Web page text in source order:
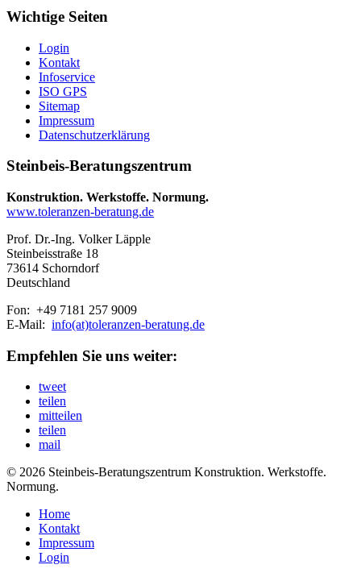
Wichtige Seiten
Login
Kontakt
Infoservice
ISO GPS
Sitemap
Impressum
Datenschutzerklärung
Steinbeis-Beratungszentrum
Konstruktion. Werkstoffe. Normung.
www.toleranzen-beratung.de
Prof. Dr.-Ing. Volker Läpple
Steinbeisstraße 18
73614 Schorndorf
Deutschland
Fon: +49 7181 257 9009
E-Mail: info(at)toleranzen-beratung.de
Empfehlen Sie uns weiter:
tweet
teilen
mitteilen
teilen
mail
© 2026 Steinbeis-Beratungszentrum Konstruktion. Werkstoffe.
Normung.
Home
Kontakt
Impressum
Login